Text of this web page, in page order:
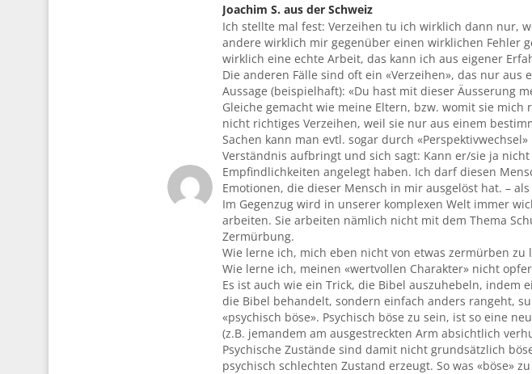
Joachim S. aus der Schweiz
sagte:
Ich stellte mal fest: Verzeihen tu ich wirklich dann nur,
andere wirklich mir gegenüber einen wirklichen Fehler
wirklich eine echte Arbeit, das kann ich aus eigener
Die anderen Fälle sind oft ein «Verzeihen», das nur
Aussage (beispielhaft): «Du hast mit dieser Äusserung
Gleiche gemacht wie meine Eltern, bzw. womit sie mich
nicht richtiges Verzeihen, weil sie nur aus einem
Sachen kann man evtl. sogar durch
Verständnis aufbringt und sich sagt: Kann er/sie ja
Empfindlichkeiten angelegt haben. Ich darf diesen
Emotionen, die dieser Mensch in mir ausgelöst hat. –
Im Gegenzug wird in unserer komplexen Welt immer
arbeiten. Sie arbeiten nämlich nicht mit dem Thema
Zermürbung.
Wie lerne ich, mich eben nicht von etwas zermürben zu
Wie lerne ich, meinen «wertvollen Charakter» nicht
Es ist auch wie ein Trick, die Bibel auszuhebeln, indem
die Bibel behandelt, sondern einfach anders rangeht,
«psychisch böse». Psychisch böse zu sein, ist so eine
(z.B. jemandem am ausgestreckten Arm absichtlich
Psychische Zustände sind damit nicht grundsätzlich
psychisch schlechten Zustand erzeugt. So was «böse»